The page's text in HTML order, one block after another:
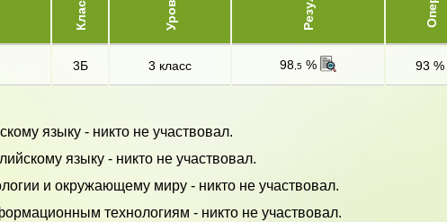
Класс
3Б 3 класс 98 ,5 % 93 %
языку - никто не участвовал.
языку - никто не участвовал.
и окружающему миру - никто не участвовал.
технологиям - никто не участвовал.